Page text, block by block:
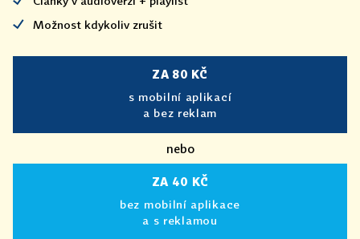
Možnost kdykoliv zrušit
ZA 80 KČ
s mobilní aplikací
a bez reklam
nebo
ZA 40 KČ
bez mobilní aplikace
a s reklamou